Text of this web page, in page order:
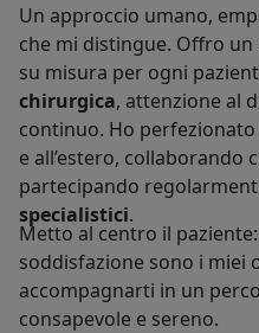
Un approccio umano,
che mi distingue. Offro
su misura per ogni
chirurgica, attenzione al
continuo. Ho
e all’estero, collaborando
partecipando
specialistici.
Metto al centro il
soddisfazione sono i miei
accompagnarti in un
consapevole e sereno.